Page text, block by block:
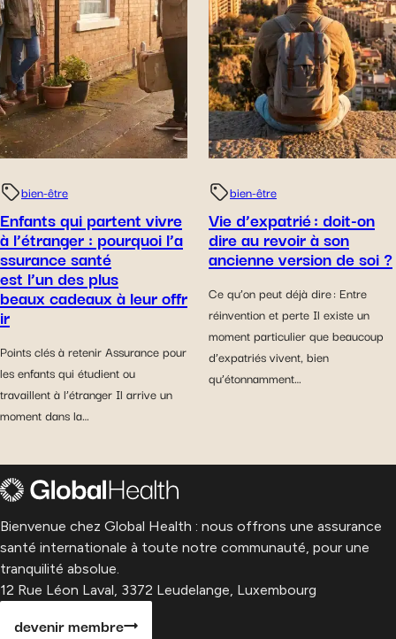
bien-être
Enfants qui partent vivre
à l’étranger : pourquoi l’a
ssurance santé
est l’un des plus
beaux cadeaux à leur offr
ir
Points clés à retenir Assurance pour
les enfants qui étudient ou
travaillent à l’étranger Il arrive un
moment dans la…
bien-être
Vie d’expatrié : doit-on
dire au revoir à son
ancienne version de soi ?
Ce qu’on peut déjà dire : Entre
réinvention et perte Il existe un
moment particulier que beaucoup
d’expatriés vivent, bien
qu’étonnamment…
Bienvenue chez Global Health : nous offrons une assurance
santé internationale à toute notre communauté, pour une
tranquilité absolue.
12 Rue Léon Laval, 3372 Leudelange, Luxembourg
devenir membre